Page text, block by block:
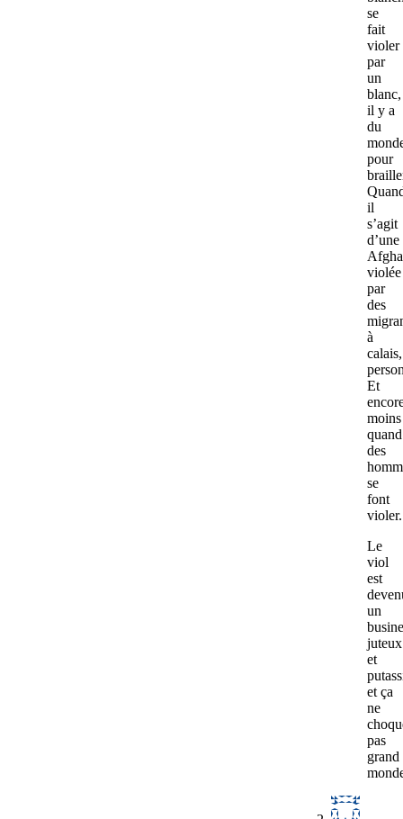
se
fait
violer
par
un
blanc,
il y a
du
pour
il
s’agit
d’une
violée
par
des
à
calais,
Et
moins
quand
des
se
font
violer.
Le
viol
est
un
juteux
et
et ça
ne
pas
grand